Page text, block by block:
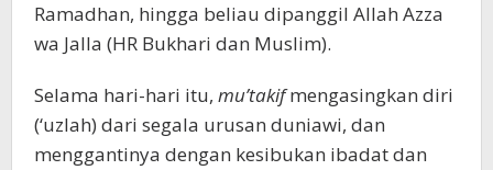
Ramadhan, hingga beliau dipanggil Allah Azza
wa Jalla (HR Bukhari dan Muslim).
Selama hari-hari itu, mu’takifmengasingkan diri
(‘uzlah) dari segala urusan duniawi, dan
menggantinya dengan kesibukan ibadat dan